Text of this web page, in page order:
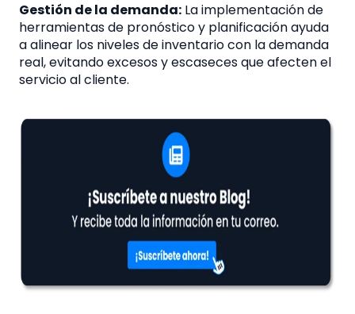
Gestión de la demanda: La implementación de
herramientas de pronóstico y planificación ayuda
a alinear los niveles de inventario con la demanda
real, evitando excesos y escaseces que afecten el
servicio al cliente.